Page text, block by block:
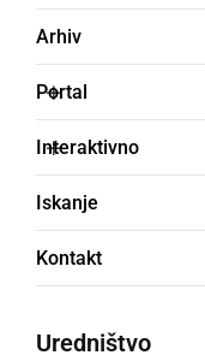
Arhiv
Portal
Interaktivno
Iskanje
Kontakt
Uredništvo
ŠPORT
nastopilo 34